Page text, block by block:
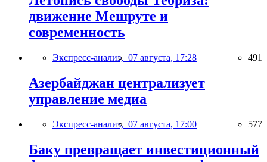
движение Мешруте и
современность
Экспресс-анализ, 07 августа, 17:28 491
Азербайджан централизует
управление медиа
Экспресс-анализ, 07 августа, 17:00 577
Баку превращает инвестиционный